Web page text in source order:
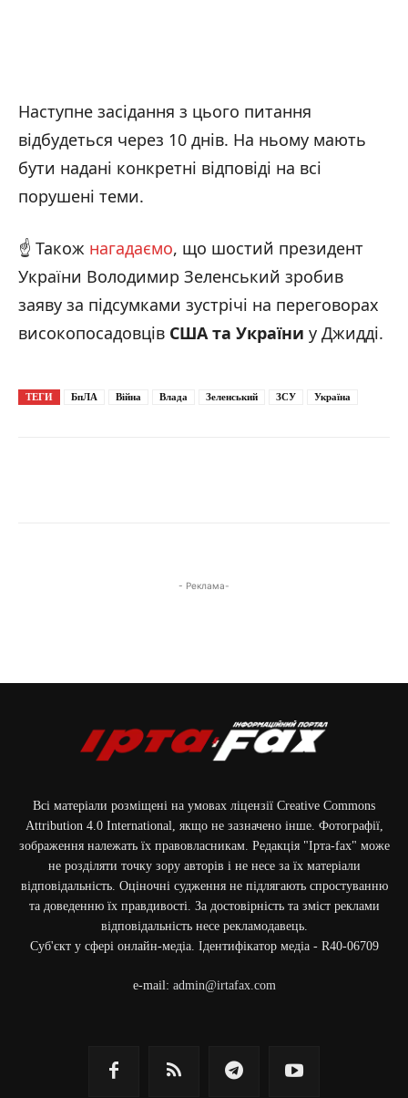
Наступне засідання з цього питання
відбудеться через 10 днів. На ньому мають
бути надані конкретні відповіді на всі
порушені теми.
☝️ Також нагадаємо, що шостий президент
України Володимир Зеленський зробив
заяву за підсумками зустрічі на переговорах
високопосадовців США та України у Джидді.
ТЕГИ БпЛА Війна Влада Зеленський ЗСУ Україна
- Реклама-
Всі матеріали розміщені на умовах ліцензії Creative Commons
Attribution 4.0 International, якщо не зазначено інше. Фотографії,
зображення належать їх правовласникам. Редакція "Ірта-fax" може
не розділяти точку зору авторів і не несе за їх матеріали
відповідальність. Оціночні судження не підлягають спростуванню
та доведенню їх правдивості. За достовірність та зміст реклами
відповідальність несе рекламодавець.
Cуб'єкт у сфері онлайн-медіа. Ідентифікатор медіа - R40-06709
e-mail: admin@irtafax.com